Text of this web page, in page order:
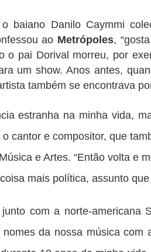
baiano Danilo Caymmi
ao Metrópoles,
o pai Dorival morreu, por
um show. Anos antes,
também se encontrava
estranha na minha vida,
cantor e compositor, que
e Artes. “Então volta e
mais política, assunto que
com a norte-americana
da nossa música com